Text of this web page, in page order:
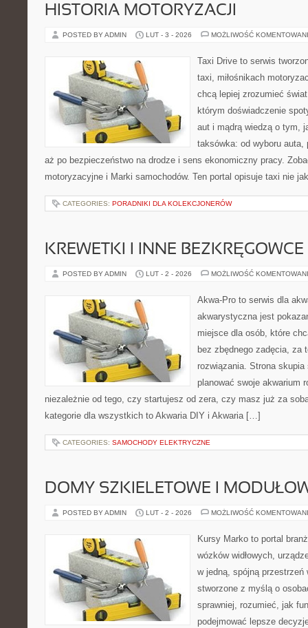
HISTORIA MOTORYZACJI
POSTED BY ADMIN LUT - 3 - 2026 MOŻLIWOŚĆ
Taxi Drive to serwis
taxi, miłośnikach
chcą lepiej zrozumieć
którym doświadczenie
aut i mądrą wiedzą o tym,
taksówka: od wyboru
aż po bezpieczeństwo na drodze i sens ekonomiczny pracy.
motoryzacyjne i Marki samochodów. Ten portal opisuje taxi nie
CATEGORIES: PORADNIKI DLA KOLEKCJONERÓW
KREWETKI I INNE BEZKRĘGOWCE
POSTED BY ADMIN LUT - 2 - 2026 MOŻLIWOŚĆ
Akwa-Pro to serwis dla
akwarystyczna jest
miejsce dla osób, które
bez zbędnego zadęcia, za
rozwiązania. Strona
planować swoje akwarium
niezależnie od tego, czy startujesz od zera, czy masz już za
kategorie dla wszystkich to Akwaria DIY i Akwaria […]
CATEGORIES: SAMOCHODY ELEKTRYCZNE
DOMY SZKIELETOWE I
POSTED BY ADMIN LUT - 2 - 2026 MOŻLIWOŚĆ
Kursy Marko to portal
wózków widłowych,
w jedną, spójną przestrzeń
stworzone z myślą o
sprawniej, rozumieć, jak
podejmować lepsze